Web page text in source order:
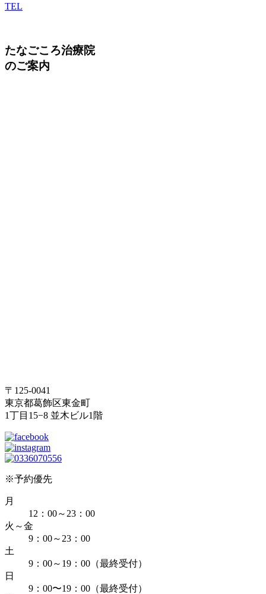
TEL
たなごころ治療院
のご案内
〒125-0041
東京都葛飾区東金町
1丁目15−8 並木ビル1階
※予約優先
月
12：00～23：00
火～金
9：00～23：00
土
9：00～19：00（最終受付）
日
9：00〜19：00（最終受付）